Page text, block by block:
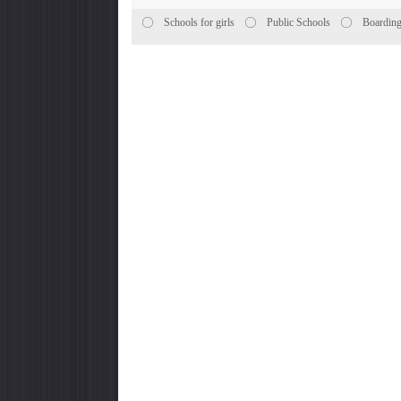
Schools for girls Public Schools